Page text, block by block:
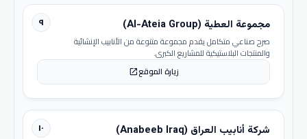
٩ مجموعة العطية (Al-Ateia Group)
صرح صناعي متكامل يقدم مجموعة متنوعة من الأنابيب الإنشائية
والمنتجات البلاستيكية للمشاريع الكبرى.
زيارة الموقعopen_in_new
١٠ شركة أنابيب العراق (Anabeeb Iraq)